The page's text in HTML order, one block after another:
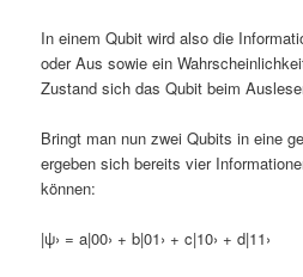
In einem Qubit wird also die
oder Aus sowie ein
Zustand sich das Qubit beim
Bringt man nun zwei Qubits in eine
ergeben sich bereits vier
können:
|ψ› = a|00› + b|01› + c|10› + d|11›